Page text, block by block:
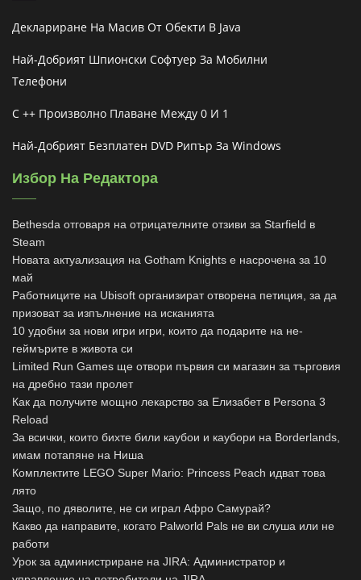
Деклариране На Масив От Обекти В Java
Най-Добрият Шпионски Софтуер За Мобилни
Телефони
C ++ Произволно Плаване Между 0 И 1
Най-Добрият Безплатен DVD Рипър За Windows
Избор На Редактора
Bethesda отговаря на отрицателните отзиви за Starfield в
Steam
Новата актуализация на Gotham Knights е насрочена за 10
май
Работниците на Ubisoft организират отворена петиция, за да
призоват за изпълнение на исканията
10 удобни за нови игри игри, които да подарите на не-
геймърите в живота си
Limited Run Games ще отвори първия си магазин за търговия
на дребно тази пролет
Как да получите мощно лекарство за Елизабет в Persona 3
Reload
За всички, които бихте били каубои и каубори на Borderlands,
имам потапяне на Ниша
Комплектите LEGO Super Mario: Princess Peach идват това
лято
Защо, по дяволите, не си играл Афро Самурай?
Какво да направите, когато Palworld Pals не ви слуша или не
работи
Урок за администриране на JIRA: Администратор и